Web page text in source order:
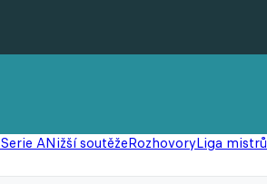
Serie ANižší soutěžeRozhovoryLiga mistrů